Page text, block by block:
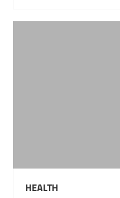
HEALTH